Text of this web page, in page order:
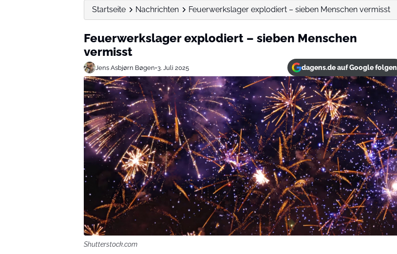
Startseite Nachrichten Feuerwerkslager explodiert – sieben Menschen vermisst
Feuerwerkslager explodiert – sieben Menschen
vermisst
Jens Asbjørn Bøgen•3. Juli 2025 dagens.de auf Google folgen
Shutterstock.com